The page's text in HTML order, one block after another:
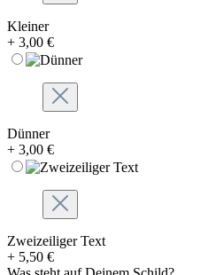
Kleiner
+ 3,00 €
Dünner
+ 3,00 €
Zweizeiliger Text
+ 5,50 €